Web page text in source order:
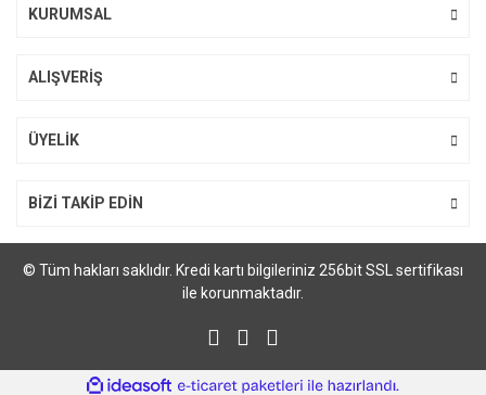
KURUMSAL
ALIŞVERİŞ
ÜYELİK
BİZİ TAKİP EDİN
© Tüm hakları saklıdır. Kredi kartı bilgileriniz 256bit SSL sertifikası
ile korunmaktadır.
ideasoft e-